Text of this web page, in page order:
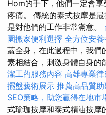
Hom的手下，他們一定會
疼痛。 傳統的泰式按摩是
是對他們的工作非常滿意。
園搬家便利選擇 全方位安
蓋全身，在此過程中，我們
素相結合，刺激身體自身的
潔工的服務內容 高雄專業律
擺盤藝術展示 推薦高品質助
SEO策略，助您贏得在地市
式瑜珈按摩和泰式精油按摩